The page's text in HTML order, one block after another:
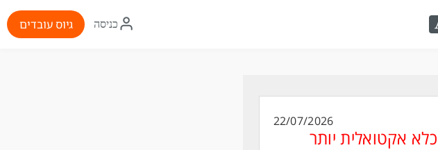
איקון
התחברות
כניסה גיוס עובדים
22/07/2026
אקטואלית יותר